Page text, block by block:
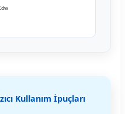
Kullanım İpuçları